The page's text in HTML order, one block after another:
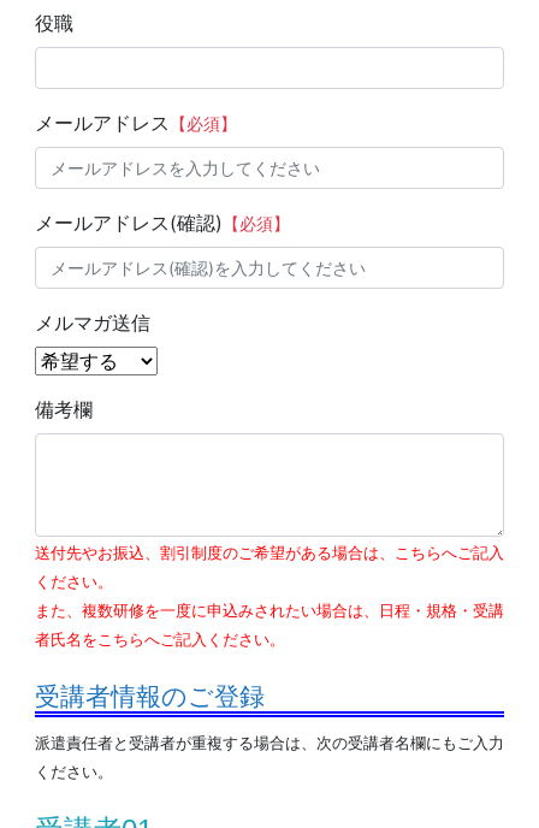
役職
メールアドレス 【必須】
メールアドレス(確認) 【必須】
メルマガ送信
備考欄
送付先やお振込、割引制度のご希望がある場合は、こちらへご記入
ください。
また、複数研修を一度に申込みされたい場合は、日程・規格・受講
者氏名をこちらへご記入ください。
受講者情報のご登録
派遣責任者と受講者が重複する場合は、次の受講者名欄にもご入力
ください。